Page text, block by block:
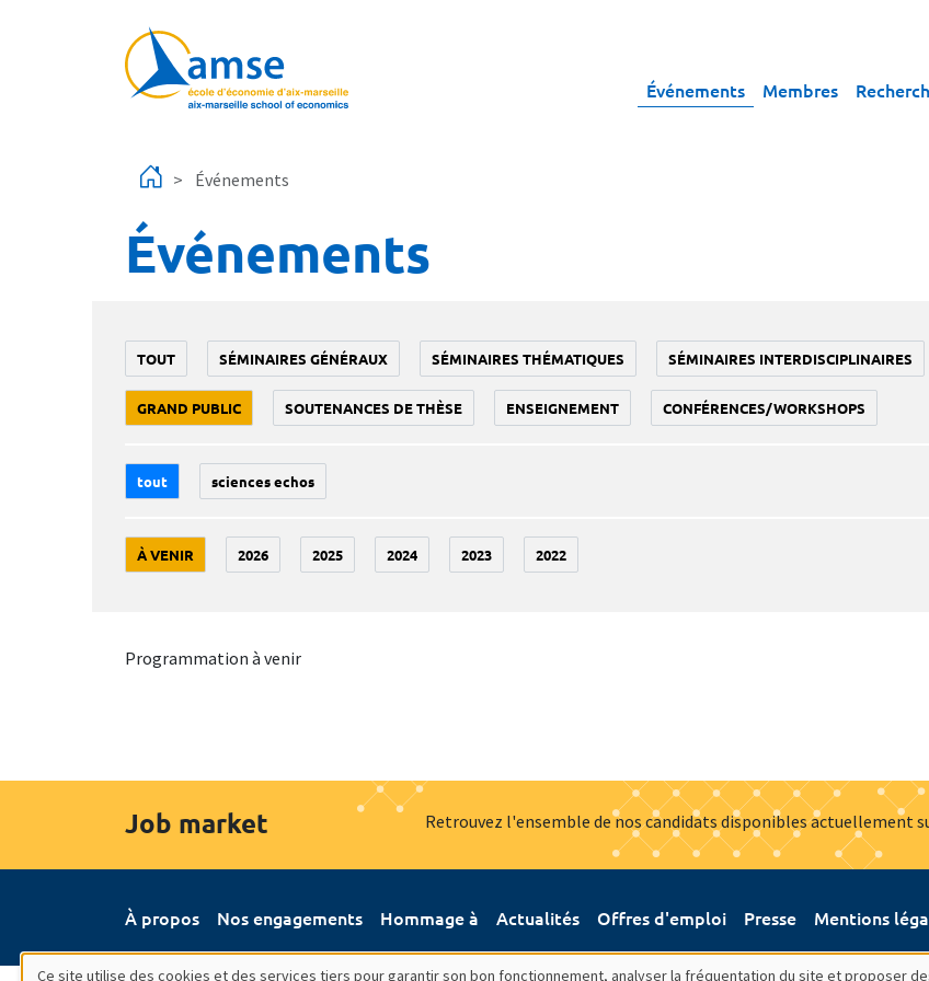
Événements Membres
Événements
Événements
TOUT SÉMINAIRES GÉNÉRAUX SÉMINAIRES THÉMATIQUES SÉMINAIRES INTERDISCIPLINAIRES
GRAND PUBLIC SOUTENANCES DE THÈSE ENSEIGNEMENT CONFÉRENCES/WORKSHOPS
tout sciences echos
À VENIR 2026 2025 2024 2023 2022
Programmation à venir
Job market Retrouvez l'ensemble de nos candidats disponibles actuellement
À propos Nos engagements Hommage à Actualités Offres d'emploi Presse Mentions
Ce site utilise des cookies et des services tiers pour garantir son bon fonctionnement, analyser la fréquentation du site et proposer